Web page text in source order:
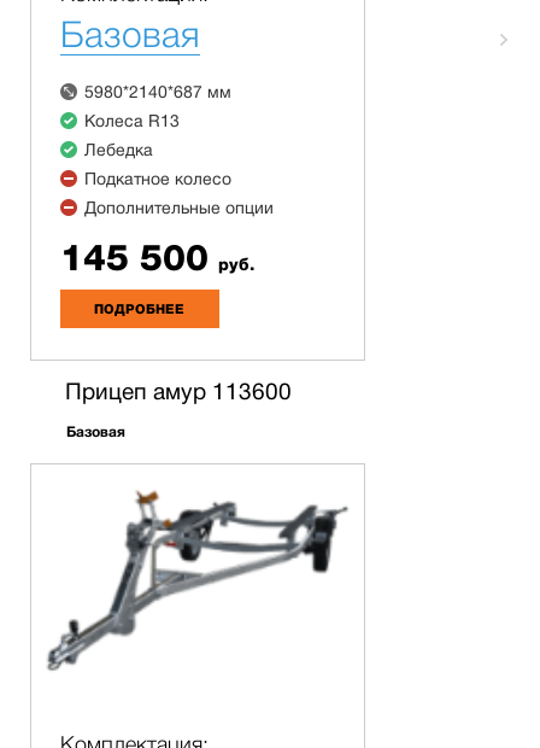
Базовая
5980*2140*687 мм
Колеса R13
Лебедка
Подкатное колесо
Дополнительные опции
145 500 руб.
ПОДРОБНЕЕ
Прицеп амур 113600
Базовая